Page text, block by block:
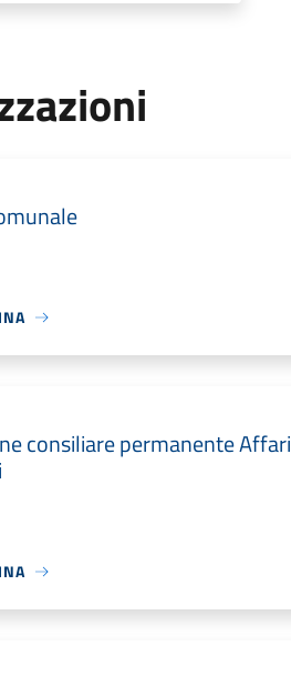
consiliare permanente Affari